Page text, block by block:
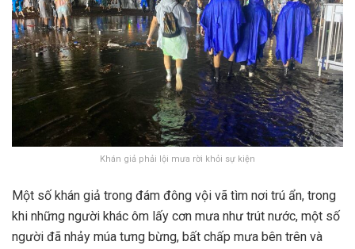
Khán giả phải lội mưa rời khỏi sự kiện
Một số khán giả trong đám đông vội vã tìm nơi trú ẩn, trong
khi những người khác ôm lấy cơn mưa như trút nước, một số
người đã nhảy múa tưng bừng, bất chấp mưa bên trên và